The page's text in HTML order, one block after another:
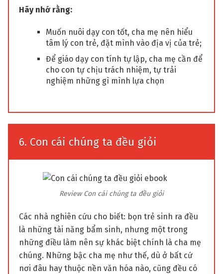
Hãy nhớ rằng:
Muốn nuôi dạy con tốt, cha mẹ nên hiểu
tâm lý con trẻ, đặt mình vào địa vị của trẻ;
Để giáo dạy con tính tự lập, cha mẹ cần để
cho con tự chịu trách nhiệm, tự trải
nghiệm những gì mình lựa chọn
6. Con cái chúng ta đều giỏi
Review Con cái chúng ta đều giỏi
Các nhà nghiên cứu cho biết: bọn trẻ sinh ra đều
là những tài năng bẩm sinh, nhưng một trong
những điều làm nên sự khác biệt chính là cha mẹ
chúng. Những bậc cha mẹ như thế, dù ở bất cứ
nơi đâu hay thuộc nền văn hóa nào, cũng đều có